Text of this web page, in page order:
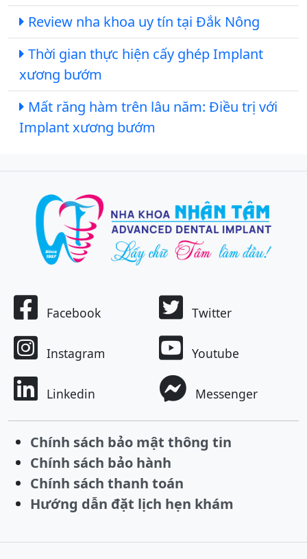
Review nha khoa uy tín tại Đắk Nông
Thời gian thực hiện cấy ghép Implant
xương bướm
Mất răng hàm trên lâu năm: Điều trị với
Implant xương bướm
Facebook Twitter
Instagram Youtube
Linkedin Messenger
Chính sách bảo mật thông tin
Chính sách bảo hành
Chính sách thanh toán
Hướng dẫn đặt lịch hẹn khám